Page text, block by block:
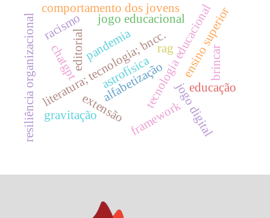
tecnologia educacional
alfabetizaçãojogo digital
literatura; tecnologia; bncc.ensino superior
extensão framework
jogo educacional
educação
resiliência organizacional pandemia rag
editorial
racismo
brincar
chatgpt
comportamento dos jovens
astrofísica
gravitação